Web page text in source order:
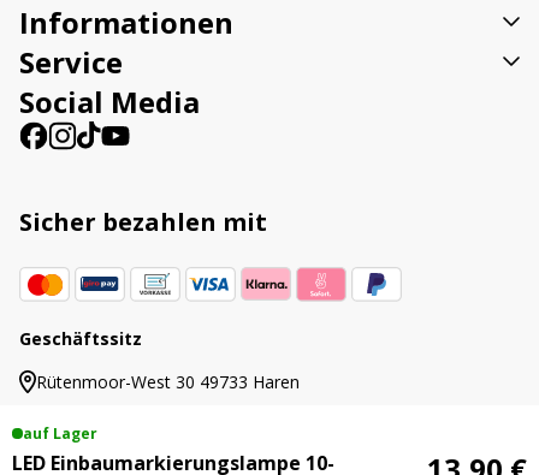
auf Lager
LED Einbaumarkierungslampe 10-
Informationen
Service
Social Media
Sicher bezahlen mit
Geschäftssitz
Rütenmoor-West 30 49733 Haren